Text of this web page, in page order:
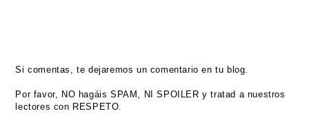
Si comentas, te dejaremos un comentario en tu blog.
Por favor, NO hagáis SPAM, NI SPOILER y tratad a nuestros
lectores con RESPETO.